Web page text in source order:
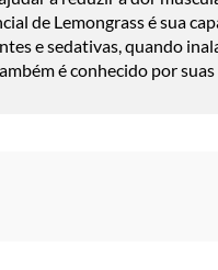
de Lemongrass é sua
e sedativas, quando
é conhecido por